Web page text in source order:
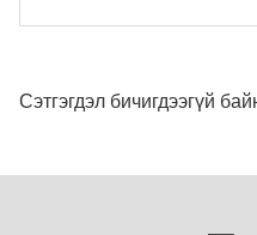
Сэтгэгдэл бичигдээгүй